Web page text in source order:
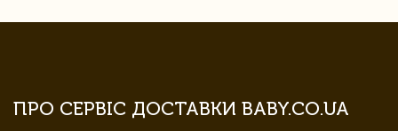
ПРО СЕРВІС ДОСТАВКИ BABY.CO.UA